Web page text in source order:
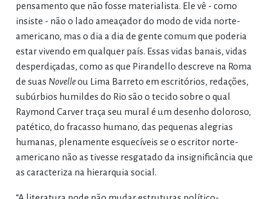
pensamento que não fosse materialista. Ele vê - como
insiste - não o lado ameaçador do modo de vida norte-
americano, mas o dia a dia de gente comum que poderia
estar vivendo em qualquer país. Essas vidas banais, vidas
desperdiçadas, como as que Pirandello descreve na Roma
de suas Novelleou Lima Barreto em escritórios, redações,
subúrbios humildes do Rio são o tecido sobre o qual
Raymond Carver traça seu mural é um desenho doloroso,
patético, do fracasso humano, das pequenas alegrias
humanas, plenamente esquecíveis se o escritor norte-
americano não as tivesse resgatado da insignificância que
as caracteriza na hierarquia social.